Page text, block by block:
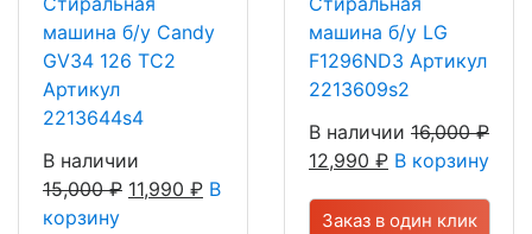
машина б/у Candy
GV34 126 TC2
Артикул
2213644s4
В наличии
15,000₽ 11,990 ₽ В
корзину
машина б/у LG
F1296ND3 Артикул
2213609s2
В наличии 16,000₽
12,990 ₽ В корзину
Заказ в один клик